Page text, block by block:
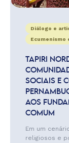
Diálogo e
Ecumenismo
TAPIRI
SOCIAIS E
AOS
COMUM
Em um
religiosos e